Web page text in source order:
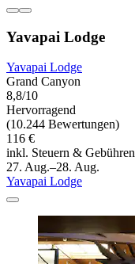
Yavapai Lodge
Yavapai Lodge
Grand Canyon
8,8/10
Hervorragend
(10.244 Bewertungen)
116 €
inkl. Steuern & Gebühren
27. Aug.–28. Aug.
Yavapai Lodge